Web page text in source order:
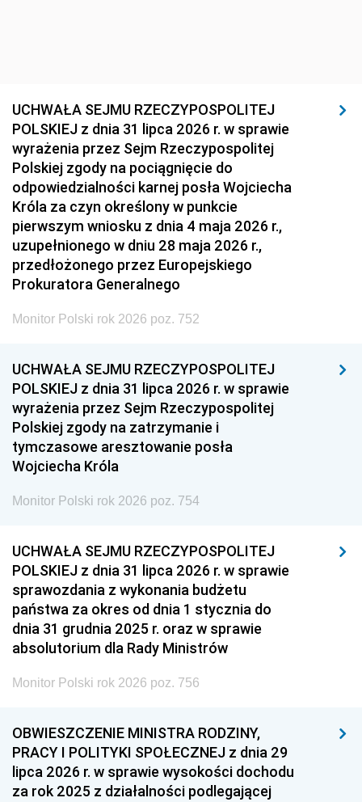
UCHWAŁA SEJMU RZECZYPOSPOLITEJ
POLSKIEJ z dnia 31 lipca 2026 r. w sprawie
wyrażenia przez Sejm Rzeczypospolitej
Polskiej zgody na pociągnięcie do
odpowiedzialności karnej posła Wojciecha
Króla za czyn określony w punkcie
pierwszym wniosku z dnia 4 maja 2026 r.,
uzupełnionego w dniu 28 maja 2026 r.,
przedłożonego przez Europejskiego
Prokuratora Generalnego
Monitor Polski rok 2026 poz. 752
UCHWAŁA SEJMU RZECZYPOSPOLITEJ
POLSKIEJ z dnia 31 lipca 2026 r. w sprawie
wyrażenia przez Sejm Rzeczypospolitej
Polskiej zgody na zatrzymanie i
tymczasowe aresztowanie posła
Wojciecha Króla
Monitor Polski rok 2026 poz. 754
UCHWAŁA SEJMU RZECZYPOSPOLITEJ
POLSKIEJ z dnia 31 lipca 2026 r. w sprawie
sprawozdania z wykonania budżetu
państwa za okres od dnia 1 stycznia do
dnia 31 grudnia 2025 r. oraz w sprawie
absolutorium dla Rady Ministrów
Monitor Polski rok 2026 poz. 756
OBWIESZCZENIE MINISTRA RODZINY,
PRACY I POLITYKI SPOŁECZNEJ z dnia 29
lipca 2026 r. w sprawie wysokości dochodu
za rok 2025 z działalności podlegającej